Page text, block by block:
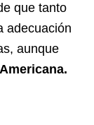
que tanto
adecuación
aunque